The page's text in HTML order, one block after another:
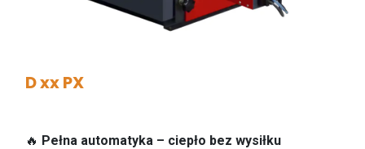
D xx PX
🔥 Pełna automatyka – ciepło bez wysiłku